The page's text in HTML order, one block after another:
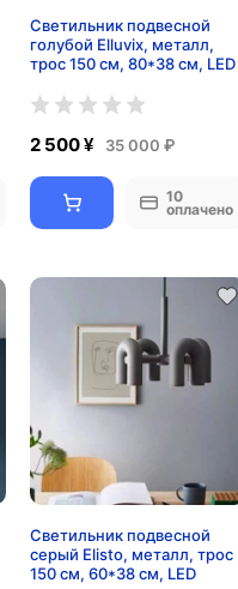
Светильник подвесной
голубой Elluvix, металл,
трос 150 см, 80*38 см, LED
2 500 ¥ 35 000 ₽
10
оплачено
Светильник подвесной
серый Elisto, металл, трос
150 см, 60*38 см, LED